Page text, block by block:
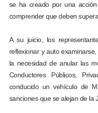
se ha creado por una
comprender que deben
A su juicio, los
reflexionar y auto
la necesidad de anular las
Conductores Públicos,
conducido un vehículo de
sanciones que se alejan de la